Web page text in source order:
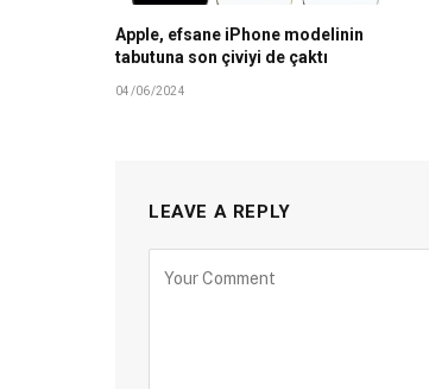
Apple, efsane iPhone modelinin
tabutuna son çiviyi de çaktı
04/06/2024
LEAVE A REPLY